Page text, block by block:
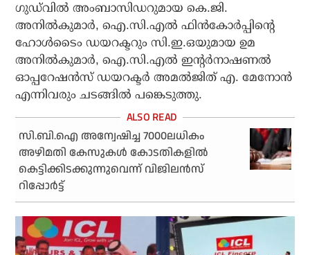
ഗുഡ്‌വില്‍ അംബാസിഡറുമായ കെ.ജി.
അനില്‍കുമാര്‍, ഐ.സി.എല്‍ ഫിന്‍കോര്‍പ്പിന്റെ
ഹോള്‍ടൈം ഡയറക്ടറും സി.ഇ.ഒയുമായ ഉമ
അനില്‍കുമാര്‍, ഐ.സി.എല്‍ ഇന്റര്‍നാഷണല്‍
ഓപ്പറേഷന്‍സ് ഡയറക്ടര്‍ അമല്‍ജിത് എ. മേനോന്‍
എന്നിവരും ചടങ്ങില്‍ പങ്കെടുത്തു.
സി.ബി.ഐ അന്വേഷിച്ച 7000ലധികം
അഴിമതി കേസുകള്‍ കോടതികളില്‍
കെട്ടിക്കിടക്കുന്നുവെന്ന് വിജിലന്‍സ്
റിപ്പോര്‍ട്ട്